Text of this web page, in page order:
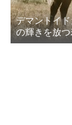
デマントイ
の輝きを放